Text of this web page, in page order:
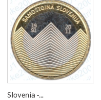
Slovenia -...